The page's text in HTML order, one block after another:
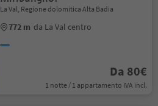
La Val, Regione dolomitica Alta Badia
772 m da La Val centro
Da 80€
1 notte / 1 appartamento IVA incl.